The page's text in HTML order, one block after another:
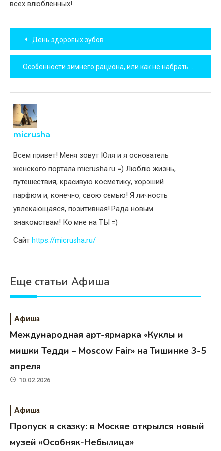
всех влюбленных!
Навигация
по
записям
День здоровых зубов
Особенности зимнего рациона, или как не набрать вес зимой
micrusha
Всем привет! Меня зовут Юля и я основатель
женского портала micrusha.ru =) Люблю жизнь,
путешествия, красивую косметику, хороший
парфюм и, конечно, свою семью! Я личность
увлекающаяся, позитивная! Рада новым
знакомствам! Ко мне на ТЫ =)
Сайт https://micrusha.ru/
Еще статьи Афиша
Афиша
Международная арт-ярмарка «Куклы и
мишки Тедди – Moscow Fair» на Тишинке 3-5
апреля
10.02.2026
Афиша
Пропуск в сказку: в Москве открылся новый
музей «Особняк-Небылица»